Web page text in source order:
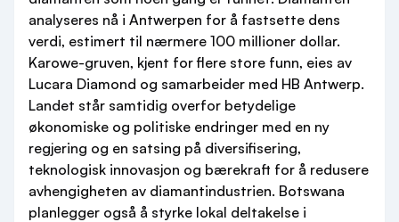
analyseres nå i Antwerpen for å fastsette dens
verdi, estimert til nærmere 100 millioner dollar.
Karowe-gruven, kjent for flere store funn, eies av
Lucara Diamond og samarbeider med HB Antwerp.
Landet står samtidig overfor betydelige
økonomiske og politiske endringer med en ny
regjering og en satsing på diversifisering,
teknologisk innovasjon og bærekraft for å redusere
avhengigheten av diamantindustrien. Botswana
planlegger også å styrke lokal deltakelse i